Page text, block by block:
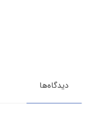
دیدگاه‌ها